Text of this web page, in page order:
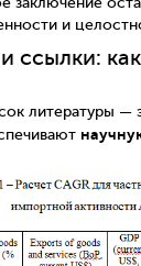
и
ссылки:
литературы —